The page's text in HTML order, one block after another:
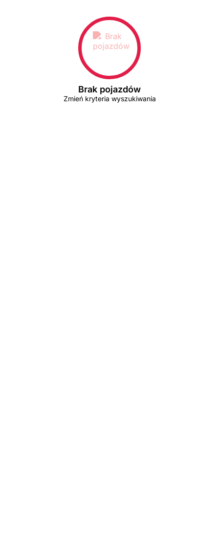
Brak pojazdów
Zmień kryteria wyszukiwania